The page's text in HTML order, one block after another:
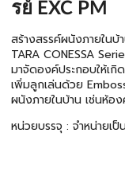
รย์ EXC PM
สร้างสรรค์ผนังภายใน
TARA CONESSA
มาจัดองค์ประกอบให้เกิ
เพิ่มลูกเล่นด้วย
ผนังภายในบ้าน เช่นห้อ
หน่วยบรรจุ : จำหน่ายเ